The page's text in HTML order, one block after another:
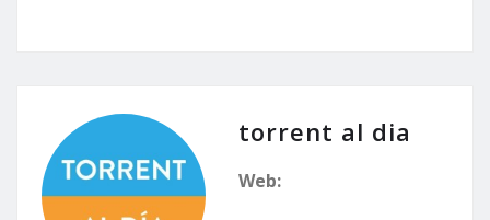
torrent al dia
Web: